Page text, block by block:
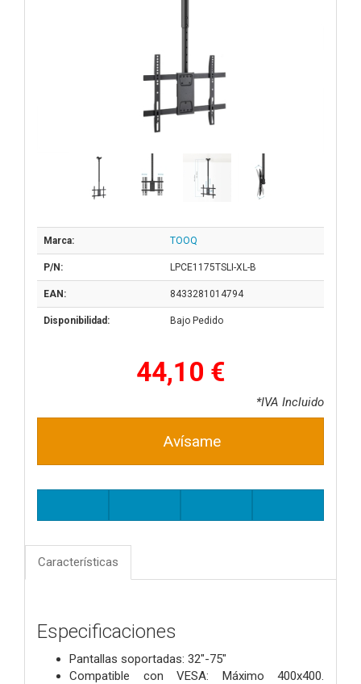
Marca: TOOQ
P/N: LPCE1175TSLI-XL-B
EAN: 8433281014794
Disponibilidad: Bajo Pedido
44,10 €
*IVA Incluido
Avísame
Características
Especificaciones
Pantallas soportadas: 32"-75"
Compatible con VESA: Máximo 400x400.